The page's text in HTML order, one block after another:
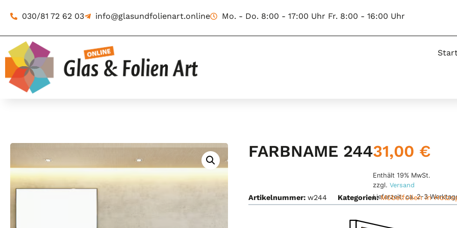
030/81 72 62 03 info@glasundfolienart.online Mo. - Do. 8:00 - 17:00 Uhr Fr. 8:00 - 16:00 Uhr
FARBNAME 24431,00 €
Enthält 19% MwSt.
zzgl. Versand
Lieferzeit: ca. 2-3
Artikelnummer: w244 Kategorien:Möbelfolien in